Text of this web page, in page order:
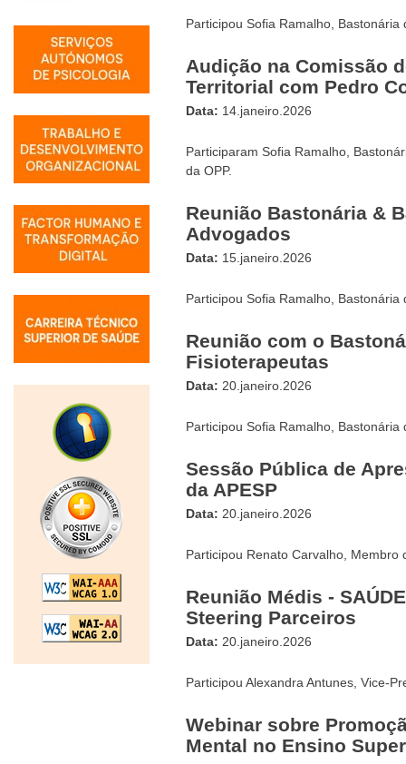
Participou Sofia Ramalho, Bastonária
Audição na Comissão
Territorial com Pedro
Data: 14.janeiro.2026
Participaram Sofia Ramalho,
da OPP.
Reunião Bastonária &
Advogados
Data: 15.janeiro.2026
Participou Sofia Ramalho, Bastonária
Reunião com o
Fisioterapeutas
Data: 20.janeiro.2026
Participou Sofia Ramalho, Bastonária
Sessão Pública de
da APESP
Data: 20.janeiro.2026
Participou Renato Carvalho, Membro
Reunião Médis -
Steering Parceiros
Data: 20.janeiro.2026
Participou Alexandra Antunes, Vice-
Webinar sobre
Mental no Ensino